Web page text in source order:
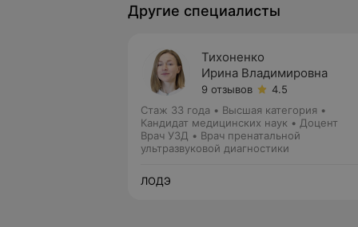
Другие специалисты
Тихоненко
Ирина Владимировна
9 отзывов
4.5
Стаж 33 года • Высшая категория •
Кандидат медицинских наук • Доцент
Врач УЗД • Врач пренатальной
ультразвуковой диагностики
ЛОДЭ